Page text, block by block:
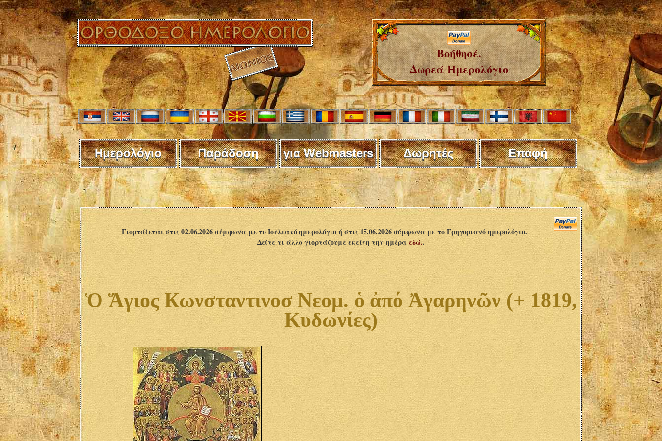
Βοήθησέ.
Δωρεά Ημερολόγιο
Ημερολόγιο Παράδοση για Webmasters Δωρητές Επαφή
Γιορτάζεται στις 02.06.2026 σύμφωνα με το Ιουλιανό ημερολόγιο ή στις 15.06.2026 σύμφωνα με το Γρηγοριανό ημερολόγιο.
Δείτε τι άλλο γιορτάζουμε εκείνη την ημέραεδώ..
Ὁ Ἅγιος Кωνσταντινοσ Νεομ. ὁ ἀπό Ἀγαρηνῶν (+ 1819,
Κυδωνίες)